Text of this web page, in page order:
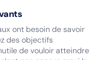
ont besoin de savoir
des objectifs
de vouloir atteindre